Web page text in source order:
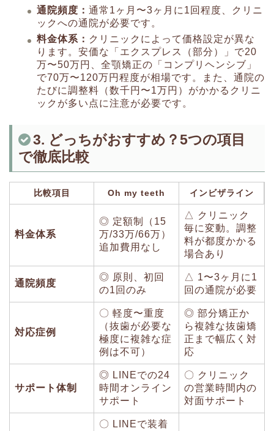
通院頻度： 通常1ヶ月〜3ヶ月に1回程度、クリニ
ックへの通院が必要です。
料金体系： クリニックによって価格設定が異な
ります。安価な「エクスプレス（部分）」で20
万〜50万円、全顎矯正の「コンプリヘンシブ」
で70万〜120万円程度が相場です。また、通院の
たびに調整料（数千円〜1万円）がかかるクリニ
ックが多い点に注意が必要です。
3. どっちがおすすめ？5つの項目
で徹底比較
比較項目 Oh my teeth インビザライン
料金体系
◎ 定額制（15
万/33万/66万）
追加費用なし
△ クリニック
毎に変動。調整
料が都度かかる
場合あり
通院頻度
◎ 原則、初回
の1回のみ
△ 1〜3ヶ月に1
回の通院が必要
対応症例
〇 軽度〜重度
（抜歯が必要な
極度に複雑な症
例は不可）
◎ 部分矯正か
ら複雑な抜歯矯
正まで幅広く対
応
サポート体制
◎ LINEでの24
時間オンライン
サポート
〇 クリニック
の営業時間内の
対面サポート
〇 LINEで装着